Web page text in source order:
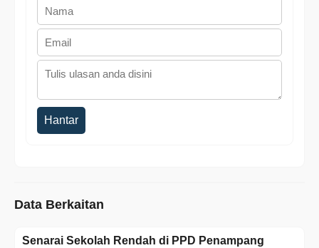
Hantar
Data Berkaitan
Senarai Sekolah Rendah di PPD Penampang